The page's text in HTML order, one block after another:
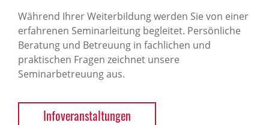
Während Ihrer Weiterbildung werden Sie von einer
erfahrenen Seminarleitung begleitet. Persönliche
Beratung und Betreuung in fachlichen und
praktischen Fragen zeichnet unsere
Seminarbetreuung aus.
Infoveranstaltungen